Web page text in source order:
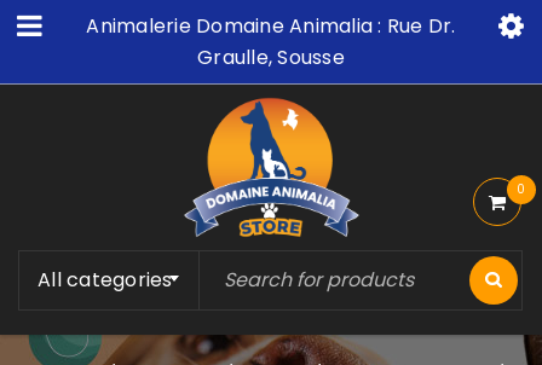
Animalerie Domaine Animalia : Rue Dr.
Graulle, Sousse
All categories
0